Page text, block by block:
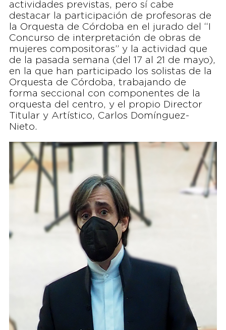
actividades previstas, pero sí cabe
destacar la participación de profesoras de
la Orquesta de Córdoba en el jurado del “I
Concurso de interpretación de obras de
mujeres compositoras” y la actividad que
de la pasada semana (del 17 al 21 de mayo),
en la que han participado los solistas de la
Orquesta de Córdoba, trabajando de
forma seccional con componentes de la
orquesta del centro, y el propio Director
Titular y Artístico, Carlos Domínguez-
Nieto.